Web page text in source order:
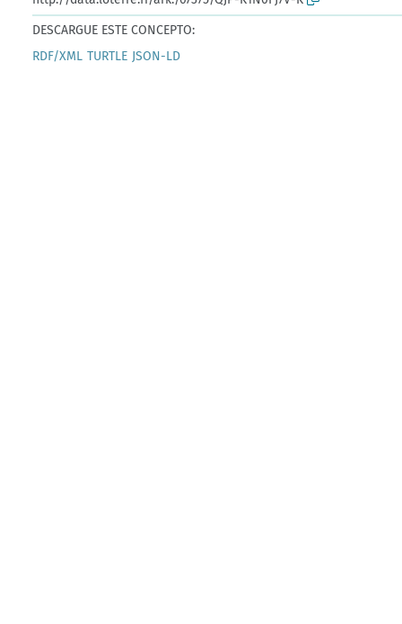
DESCARGUE ESTE CONCEPTO:
RDF/XML TURTLE JSON-LD